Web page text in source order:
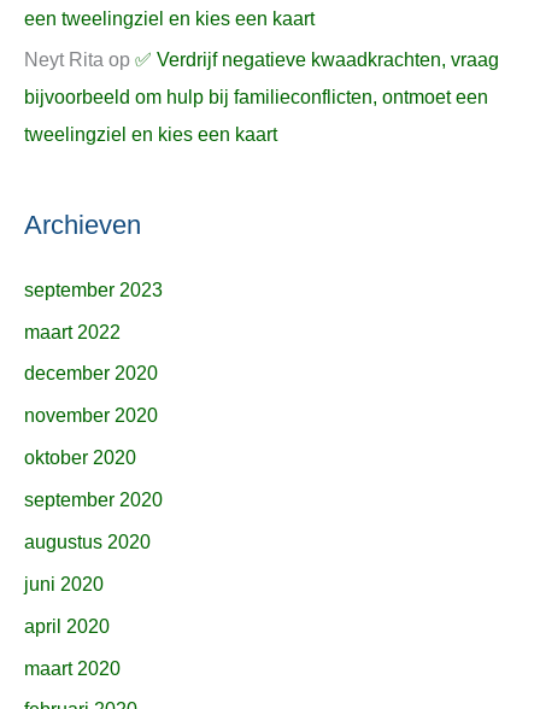
een tweelingziel en kies een kaart
Neyt Rita op ✅ Verdrijf negatieve kwaadkrachten, vraag
bijvoorbeeld om hulp bij familieconflicten, ontmoet een
tweelingziel en kies een kaart
Archieven
september 2023
maart 2022
december 2020
november 2020
oktober 2020
september 2020
augustus 2020
juni 2020
april 2020
maart 2020